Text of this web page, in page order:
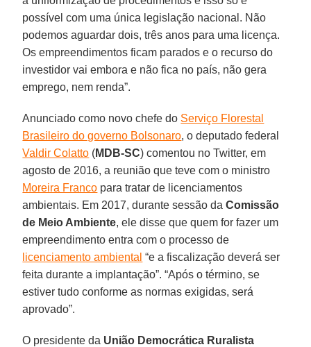
possível com uma única legislação nacional. Não
podemos aguardar dois, três anos para uma licença.
Os empreendimentos ficam parados e o recurso do
investidor vai embora e não fica no país, não gera
emprego, nem renda”.
Anunciado como novo chefe do Serviço Florestal
Brasileiro do governo Bolsonaro, o deputado federal
Valdir Colatto (MDB-SC) comentou no Twitter, em
agosto de 2016, a reunião que teve com o ministro
Moreira Franco para tratar de licenciamentos
ambientais. Em 2017, durante sessão daComissão
de Meio Ambiente, ele disse que quem for fazer um
empreendimento entra com o processo de
licenciamento ambiental “e a fiscalização deverá ser
feita durante a implantação”. “Após o término, se
estiver tudo conforme as normas exigidas, será
aprovado”.
O presidente da União Democrática Ruralista